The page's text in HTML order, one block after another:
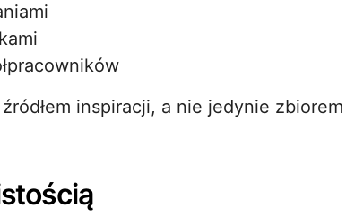
inspiracji, a nie jedynie zbiorem